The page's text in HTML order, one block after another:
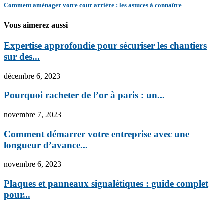
Comment aménager votre cour arrière : les astuces à connaître
Vous aimerez aussi
Expertise approfondie pour sécuriser les chantiers
sur des...
décembre 6, 2023
Pourquoi racheter de l’or à paris : un...
novembre 7, 2023
Comment démarrer votre entreprise avec une
longueur d’avance...
novembre 6, 2023
Plaques et panneaux signalétiques : guide complet
pour...